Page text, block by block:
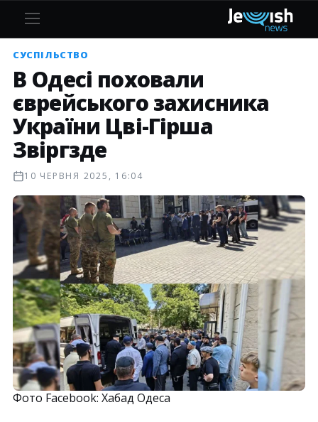
СУСПІЛЬСТВО
В Одесі поховали
єврейського захисника
України Цві-Гірша
Звіргзде
10 ЧЕРВНЯ 2025, 16:04
Фото Facebook: Хабад Одеса